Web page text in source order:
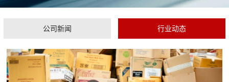
公司新闻 行业动态